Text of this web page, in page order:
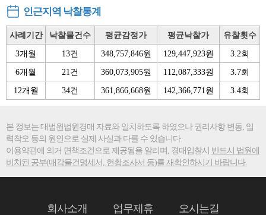
인근지역 낙찰통계
사례기간 낙찰물건수 평균감정가 평균낙찰가
유찰횟수
3개월
13건 348,757,846원 129,447,923원
3.2회
6개월
21건 360,073,905원 112,087,333원
3.7회
12개월
34건 361,866,668원 142,366,771원 3.4회
본 정보는 대법원법원경매 자료와 일치하도록 하였으나 권리사항 변동, 입
력착오 등의 원인으로 실제 사실과 다를 수 있습니다.
이용약관에 의거 면책조건으로 제공됨을 알리며, 경매입찰시 반드시 법원에
비치된 공부(매각물건명세서, 현황조사서 등)를 재확인하시기 바랍니다.
회사소개 업무제휴 오시는길